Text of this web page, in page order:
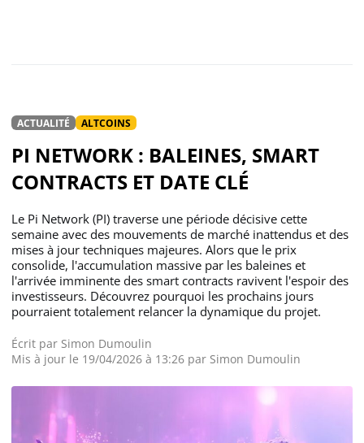
ACTUALITÉ ALTCOINS
PI NETWORK : BALEINES, SMART
CONTRACTS ET DATE CLÉ
Le Pi Network (PI) traverse une période décisive cette
semaine avec des mouvements de marché inattendus et des
mises à jour techniques majeures. Alors que le prix
consolide, l'accumulation massive par les baleines et
l'arrivée imminente des smart contracts ravivent l'espoir des
investisseurs. Découvrez pourquoi les prochains jours
pourraient totalement relancer la dynamique du projet.
Écrit par Simon Dumoulin
Mis à jour le 19/04/2026 à 13:26 par Simon Dumoulin